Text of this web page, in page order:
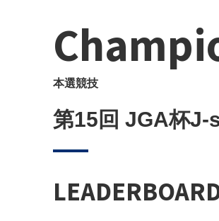
本選競技
第15回 JGA杯J-